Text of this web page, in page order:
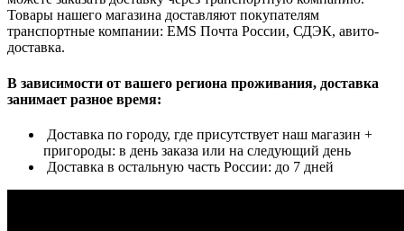
Товары нашего магазина доставляют покупателям
транспортные компании: EMS Почта России, СДЭК, авито-
доставка.
В зависимости от вашего региона проживания, доставка
занимает разное время:
Доставка по городу, где присутствует наш магазин +
пригороды: в день заказа или на следующий день
Доставка в остальную часть России: до 7 дней